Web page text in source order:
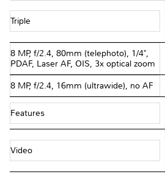
Triple
8 MP, f/2.4, 80mm (telephoto), 1/4",
PDAF, Laser AF, OIS, 3x optical zoom
8 MP, f/2.4, 16mm (ultrawide), no AF
Features
Video